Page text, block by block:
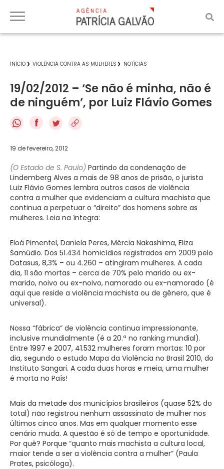
INÍCIO VIOLÊNCIA CONTRA AS MULHERES NOTÍCIAS
19/02/2012 – ‘Se não é minha, não é
de ninguém’, por Luiz Flávio Gomes
f
19 de fevereiro, 2012
(O Estado de S. Paulo) Partindo da condenação de
Lindemberg Alves a mais de 98 anos de prisão, o jurista
Luiz Flávio Gomes lembra outros casos de violência
contra a mulher que evidenciam a cultura machista que
continua a perpetuar o “direito” dos homens sobre as
mulheres. Leia na íntegra:
Eloá Pimentel, Daniela Peres, Mércia Nakashima, Eliza
Samúdio. Dos 51.434 homicídios registrados em 2009 pelo
Datasus, 8,3% – ou 4.260 – atingiram mulheres. A cada
dia, 11 são mortas – cerca de 70% pelo marido ou ex-
marido, noivo ou ex-noivo, namorado ou ex-namorado (é
aqui que reside a violência machista ou de gênero, que é
universal).
Nossa “fábrica” de violência continua impressionante,
inclusive mundialmente (é a 20.ª no ranking mundial).
Entre 1997 e 2007, 41.532 mulheres foram mortas: 10 por
dia, segundo o estudo Mapa da Violência no Brasil 2010, do
Instituto Sangari. A cada duas horas e meia, uma mulher
é morta no País!
Mais da metade dos municípios brasileiros (quase 52% do
total) não registrou nenhum assassinato de mulher nos
últimos cinco anos. Mas em qualquer momento esse
cenário muda. A questão é só de tempo e oportunidade.
Por quê? Porque “quanto mais machista a cultura local,
maior tende a ser a violência contra a mulher” (Paula
Prates, psicóloga).